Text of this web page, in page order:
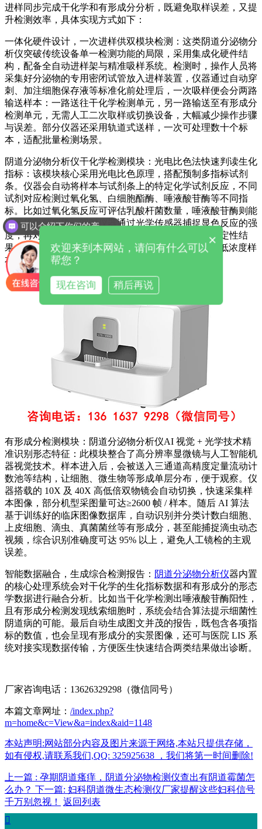
进样同步完成干化学和有形成分分析，既避免取样误差，又提
升检测效率，具体实现方式如下：
一体化硬件设计，一次进样供双模块检测：这类阴道分泌物分
析仪突破传统设备单一检测功能的局限，采用集成化硬件结
构，配备全自动进样架与精准吸样系统。检测时，操作人员将
采集好分泌物的专用密闭试管放入进样装置，仪器通过自动穿
刺、加注细胞保存液等标准化前处理后，一次吸样便会分两路
输送样本：一路送往干化学检测单元，另一路输送至有形成分
检测单元，无需人工二次取样或切换设备，大幅减少操作步骤
与误差。部分仪器还采用轨道式送样，一次可处理数十个标
本，适配批量检测场景。
阴道分泌物分析仪干化学检测模块：光电比色法快速判读生化
指标：该模块核心采用光电比色原理，搭配预制多指标试剂
条。仪器会自动将样本与试剂条上的特定化学试剂反应，不同
试剂对应检测过氧化氢、白细胞酯酶、唾液酸苷酶等不同指
标。比如过氧化氢反应可评估乳酸杆菌数量，唾液酸苷酶则能
提示厌氧菌感染。同时仪器通过光学传感器捕捉显色反应的强
度，再对照内置标准数据库，将光信号转化为定量或定性结
果，部分仪器还设有 37℃±1.0℃的恒温孵育区，保障低浓度样
本也能充分反应，确保检测准确性。
有形成分检测模块： 阴道分泌物分析仪AI 视觉 + 光学技术精
准识别形态特征：此模块整合了高分辨率显微镜与人工智能机
器视觉技术。样本进入后，会被送入三通道高精度定量流动计
数池等结构，让细胞、微生物等形成单层分布，便于观察。仪
器搭载的 10X 及 40X 高低倍双物镜会自动切换，快速采集样
本图像，部分机型采图量可达≥2600 帧 / 样本。随后 AI 算法
基于训练好的临床图像数据库，自动识别并分类计数白细胞、
上皮细胞、滴虫、真菌菌丝等有形成分，甚至能捕捉滴虫动态
视频，综合识别准确度可达 95% 以上，避免人工镜检的主观
误差。
智能数据融合，生成综合检测报告： 阴道分泌物分析仪器内置
的核心处理系统会对干化学的生化指标数据和有形成分的形态
学数据进行融合分析。比如当干化学检测出唾液酸苷酶阳性，
且有形成分检测发现线索细胞时，系统会结合算法提示细菌性
阴道病的可能。最后自动生成图文并茂的报告，既包含各项指
标的数值，也会呈现有形成分的实景图像，还可与医院 LIS 系
统对接实现数据传输，方便医生快速结合两类结果做出诊断。
厂家咨询电话：13626329298（微信同号）
本篇文章网址： /index.php?
m=home&c=View&a=index&aid=1148
本站声明:网站部分内容及图片来源于网络,本站只提供存储，
如有侵权,请联系我们,QQ: 325925638 ，我们将第一时间删除!
上一篇 : 孕期阴道瘙痒，阴道分泌物检测仪查出有阴道霉菌怎
么办？ 下一篇: 妇科阴道微生态检测仪厂家提醒这些妇科信号
千万别忽视！
返回列表

可以介绍下你们的产品么
×
欢迎来到本网站，请问有什么可以
帮您？
现在咨询 稍后再说